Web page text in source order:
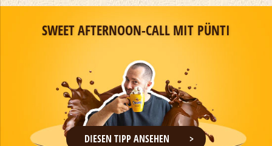
SWEET AFTERNOON-CALL MIT PÜNTI
DIESEN TIPP ANSEHEN